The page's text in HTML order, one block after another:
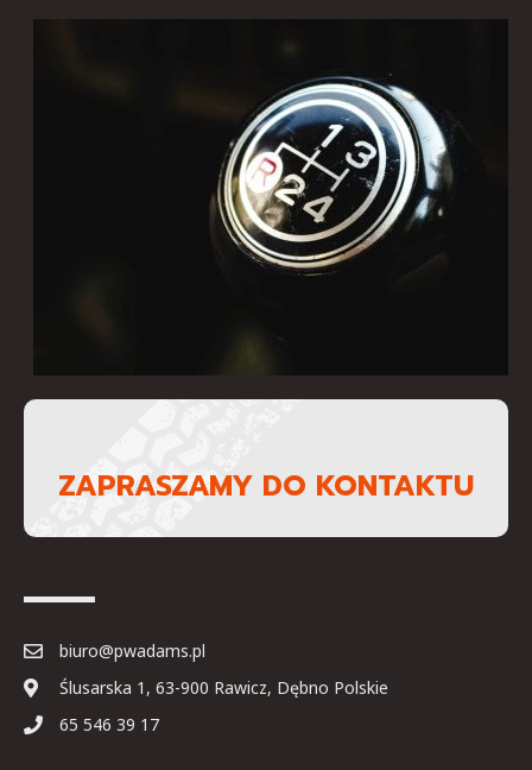
ZAPRASZAMY DO KONTAKTU
biuro@pwadams.pl
Ślusarska 1, 63-900 Rawicz, Dębno Polskie
65 546 39 17